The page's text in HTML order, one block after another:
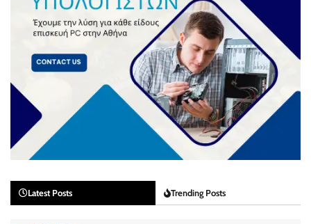
Latest Posts Trending Posts